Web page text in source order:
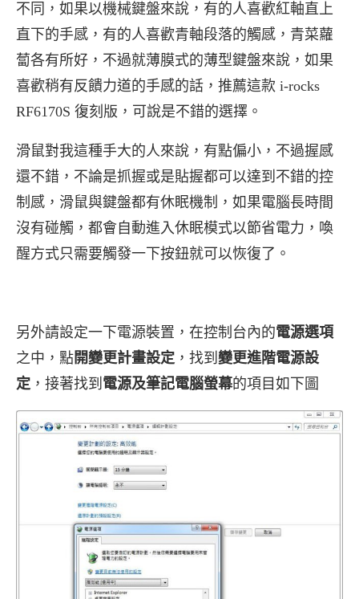
不同，如果以機械鍵盤來說，有的人喜歡紅軸直上
直下的手感，有的人喜歡青軸段落的觸感，青菜蘿
蔔各有所好，不過就薄膜式的薄型鍵盤來說，如果
喜歡稍有反饋力道的手感的話，推薦這款 i-rocks
RF6170S 復刻版，可說是不錯的選擇。
滑鼠對我這種手大的人來說，有點偏小，不過握感
還不錯，不論是抓握或是貼握都可以達到不錯的控
制感，滑鼠與鍵盤都有休眠機制，如果電腦長時間
沒有碰觸，都會自動進入休眠模式以節省電力，喚
醒方式只需要觸發一下按鈕就可以恢復了。
另外請設定一下電源裝置，在控制台內的電源選項
之中，點開變更計畫設定 ，找到 變更進階電源設
定 ，接著找到 電源及筆記電腦螢幕的項目如下圖